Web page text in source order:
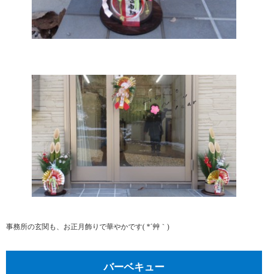
事務所の玄関も、お正月飾りで華やかです( *´艸｀)
バーベキュー